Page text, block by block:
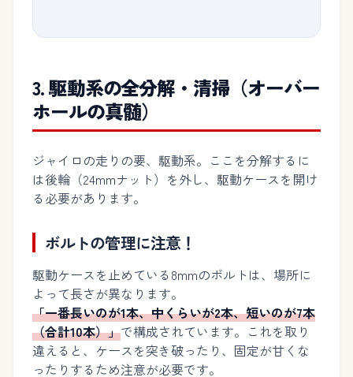
3. 駆動系の全分解・清掃（オーバー
ホールの真髄）
ジャイロの走りの要、駆動系。ここを分解するに
は後輪（24mmナット）を外し、駆動ケースを開け
る必要があります。
ボルトの管理に注意！
駆動ケースを止めている8mmのボルトは、場所に
よって長さが異なります。
「一番長いのが1本、中くらいが2本、短いのが7本
（合計10本）」で構成されています。これを取り
違えると、ケースを突き破ったり、固定が甘くな
ったりするため注意が必要です。